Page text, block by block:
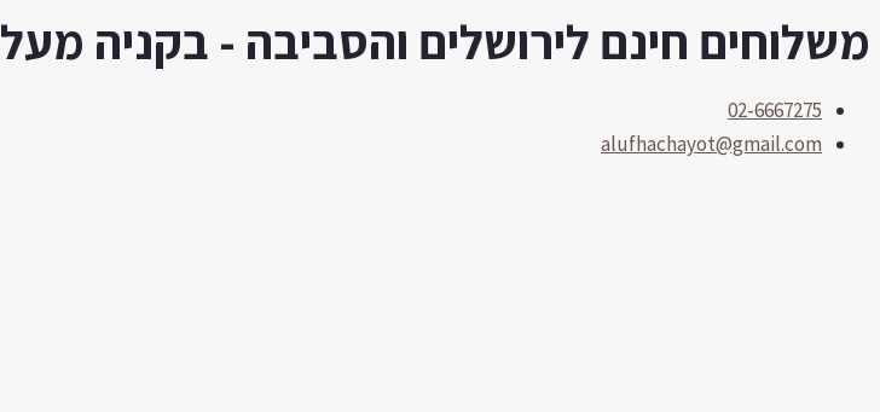
דילוג
לתוכן
משלוחים חינם לירושלים והסביבה - בקניה מעל 199
02-6667275
alufhachayot@gmail.com